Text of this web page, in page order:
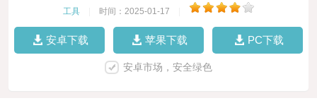
工具 时间：2025-01-17
安卓下载 苹果下载 PC下载
安卓市场，安全绿色